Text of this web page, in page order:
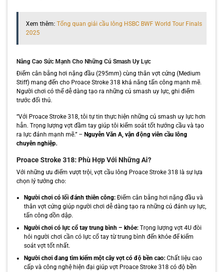
Xem thêm: Tổng quan giải cầu lông HSBC BWF World Tour Finals
2025
Nâng Cao Sức Mạnh Cho Những Cú Smash Uy Lực
Điểm cân bằng hơi nặng đầu (295mm) cùng thân vợt cứng (Medium
Stiff) mang đến cho Proace Stroke 318 khả năng tấn công mạnh mẽ.
Người chơi có thể dễ dàng tạo ra những cú smash uy lực, ghi điểm
trước đối thủ.
“Với Proace Stroke 318, tôi tự tin thực hiện những cú smash uy lực hơn
hẳn. Trọng lượng vợt đầm tay giúp tôi kiểm soát tốt hướng cầu và tạo
ra lực đánh mạnh mẽ.” – Nguyễn Văn A, vận động viên cầu lông
chuyên nghiệp.
Proace Stroke 318: Phù Hợp Với Những Ai?
Với những ưu điểm vượt trội, vợt cầu lông Proace Stroke 318 là sự lựa
chọn lý tưởng cho:
Người chơi có lối đánh thiên công:Điểm cân bằng hơi nặng đầu và
thân vợt cứng giúp người chơi dễ dàng tạo ra những cú đánh uy lực,
tấn công dồn dập.
Người chơi có lực cổ tay trung bình – khỏe:Trọng lượng vợt 4U đòi
hỏi người chơi cần có lực cổ tay từ trung bình đến khỏe để kiểm
soát vợt tốt nhất.
Người chơi đang tìm kiếm một cây vợt có độ bền cao:Chất liệu cao
cấp và công nghệ hiện đại giúp vợt Proace Stroke 318 có độ bền